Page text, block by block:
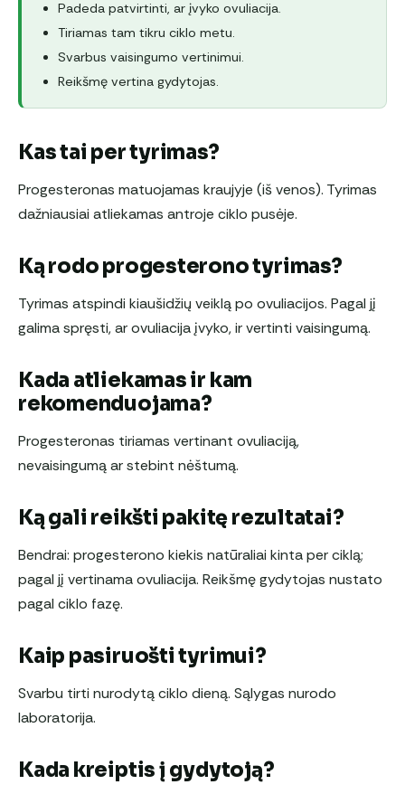
Padeda patvirtinti, ar įvyko ovuliacija.
Tiriamas tam tikru ciklo metu.
Svarbus vaisingumo vertinimui.
Reikšmę vertina gydytojas.
Kas tai per tyrimas?
Progesteronas matuojamas kraujyje (iš venos). Tyrimas
dažniausiai atliekamas antroje ciklo pusėje.
Ką rodo progesterono tyrimas?
Tyrimas atspindi kiaušidžių veiklą po ovuliacijos. Pagal jį
galima spręsti, ar ovuliacija įvyko, ir vertinti vaisingumą.
Kada atliekamas ir kam
rekomenduojama?
Progesteronas tiriamas vertinant ovuliaciją,
nevaisingumą ar stebint nėštumą.
Ką gali reikšti pakitę rezultatai?
Bendrai: progesterono kiekis natūraliai kinta per ciklą;
pagal jį vertinama ovuliacija. Reikšmę gydytojas nustato
pagal ciklo fazę.
Kaip pasiruošti tyrimui?
Svarbu tirti nurodytą ciklo dieną. Sąlygas nurodo
laboratorija.
Kada kreiptis į gydytoją?